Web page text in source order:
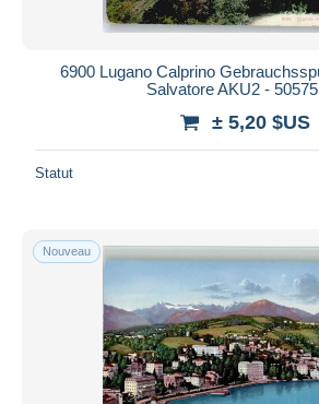
6900 Lugano Calprino
Salvatore AKU2 -
± 5,20 $US
Statut
Nouveau